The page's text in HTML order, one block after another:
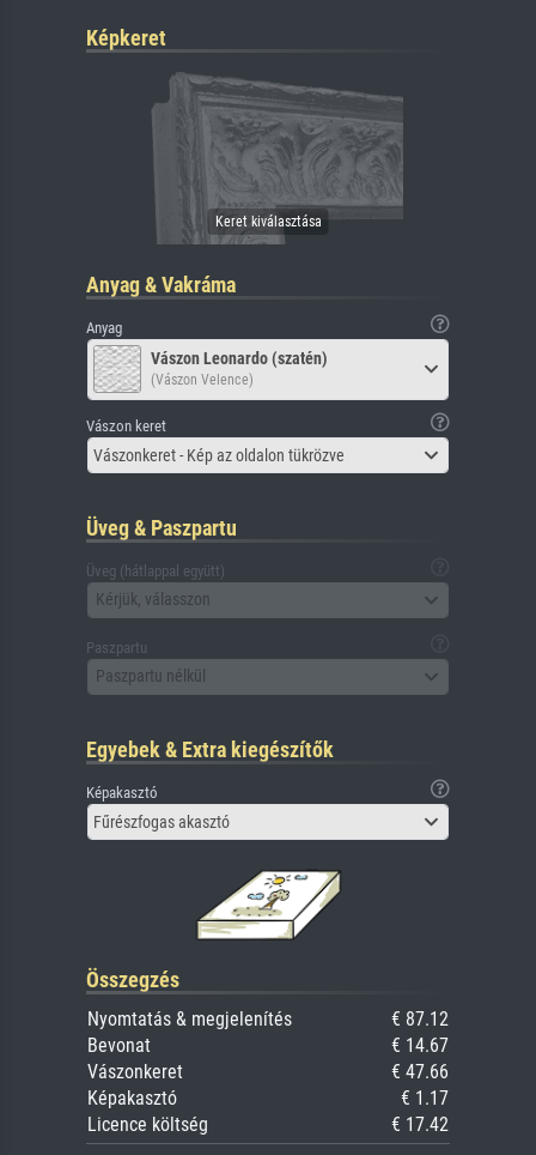
Képkeret
Anyag & Vakráma
Anyag
Vászon Leonardo (szatén)
(Vászon Velence)
Vászon keret
Vászonkeret - Kép az oldalon tükrözve
Üveg & Paszpartu
Üveg (hátlappal együtt)
Kérjük, válasszon
Paszpartu
Paszpartu nélkül
Egyebek & Extra kiegészítők
Képakasztó
Fűrészfogas akasztó
Összegzés
Nyomtatás & megjelenítés
€ 87.12
Bevonat
€ 14.67
Vászonkeret
€ 47.66
Képakasztó
€ 1.17
Licence költség
€ 17.42